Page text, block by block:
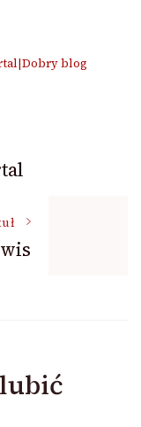
blog